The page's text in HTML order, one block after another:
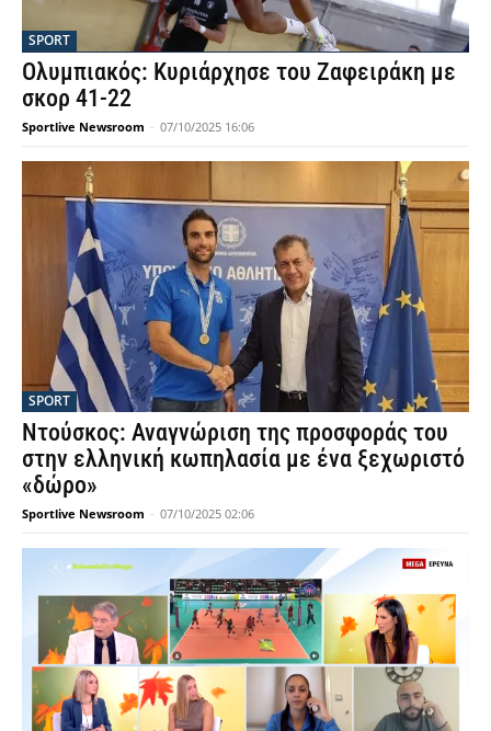
SPORT
Ολυμπιακός: Κυριάρχησε του Ζαφειράκη με
σκορ 41-22
Sportlive Newsroom - 07/10/2025 16:06
SPORT
Ντούσκος: Αναγνώριση της προσφοράς του
στην ελληνική κωπηλασία με ένα ξεχωριστό
«δώρο»
Sportlive Newsroom - 07/10/2025 02:06